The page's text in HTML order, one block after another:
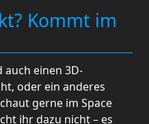
Kommt im
auch einen 3D-
oder ein anderes
gerne im Space
ihr dazu nicht – es